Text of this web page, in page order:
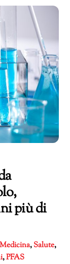
più di
Medicina,Salute,
,PFAS